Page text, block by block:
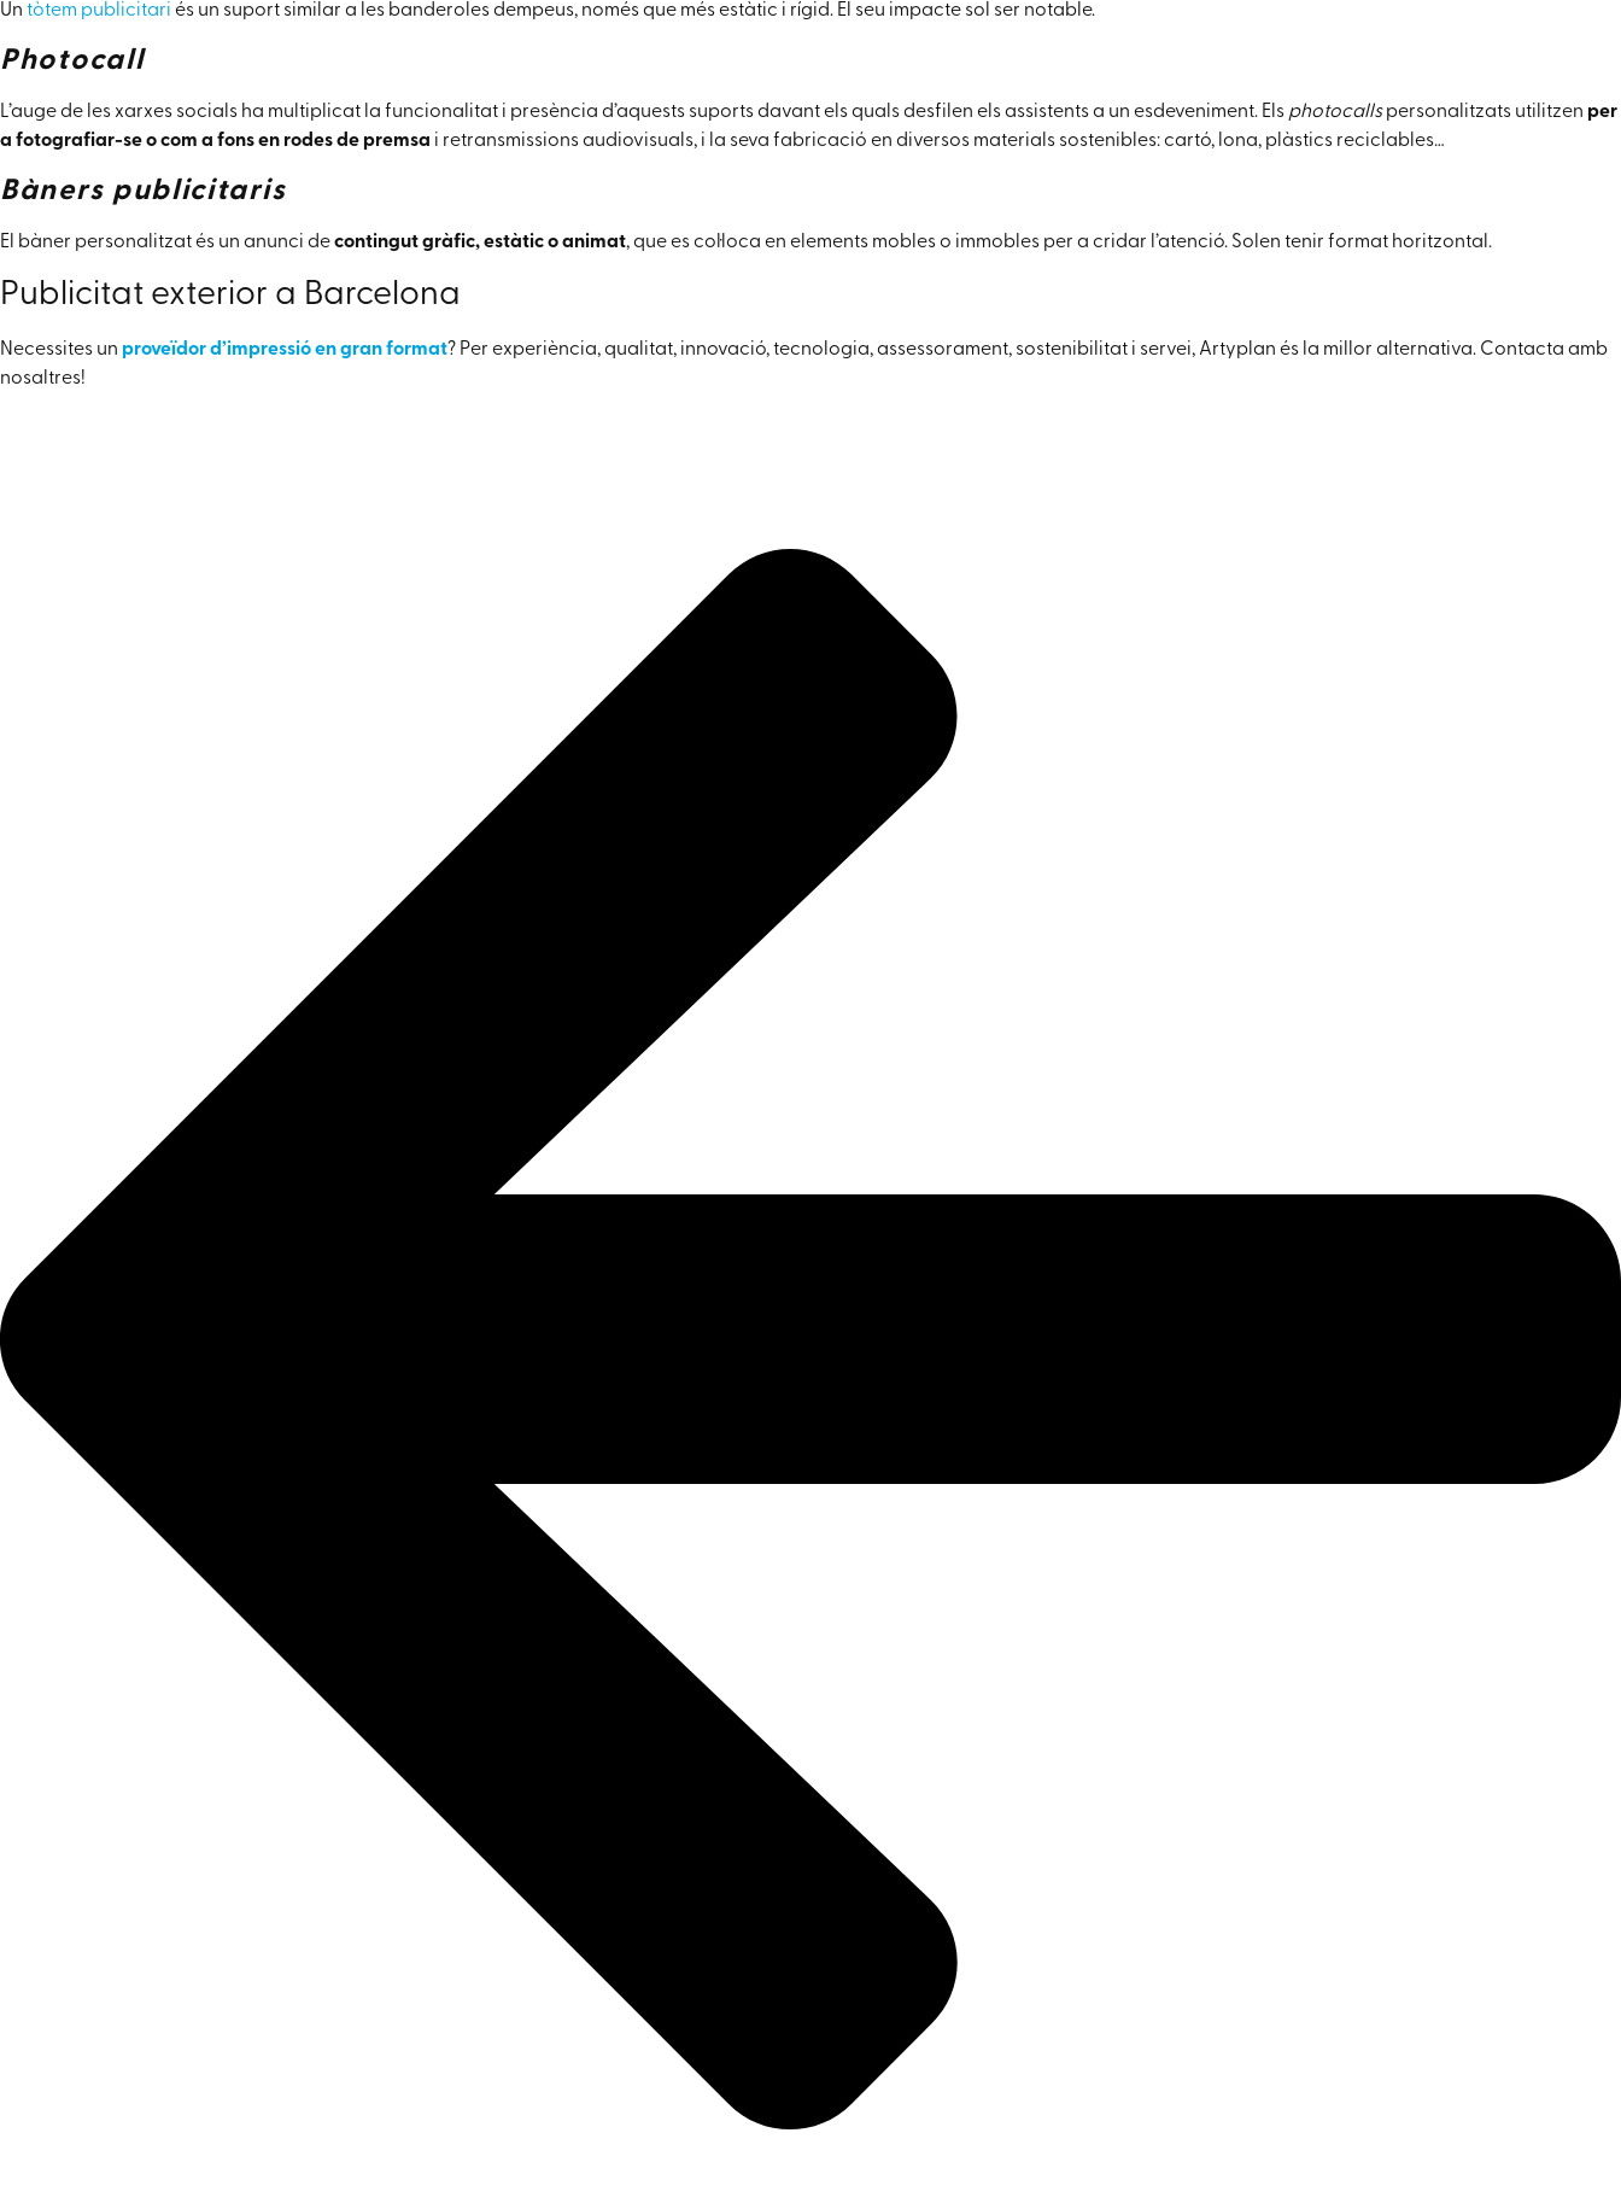
Un tòtem publicitari és un suport similar a les banderoles dempeus, només que més estàtic i rígid. El seu impacte sol ser notable.
Photocall
L’auge de les xarxes socials ha multiplicat la funcionalitat i presència d’aquests suports davant els quals desfilen els assistents a un esdeveniment. Els photocallspersonalitzats utilitzen per
a fotografiar-se o com a fons en rodes de premsa i retransmissions audiovisuals, i la seva fabricació en diversos materials sostenibles: cartó, lona, plàstics reciclables…
Bàners publicitaris
El bàner personalitzat és un anunci decontingut gràfic, estàtic o animat, que es col·loca en elements mobles o immobles per a cridar l’atenció. Solen tenir format horitzontal.
Publicitat exterior a Barcelona
Necessites un proveïdor d’impressió en gran format? Per experiència, qualitat, innovació, tecnologia, assessorament, sostenibilitat i servei, Artyplan és la millor alternativa. Contacta amb
nosaltres!